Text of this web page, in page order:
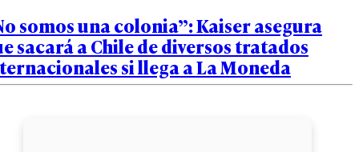
somos una colonia”: Kaiser asegura
sacará a Chile de diversos tratados
si llega a La Moneda